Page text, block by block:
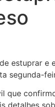
estuprar e
segunda-
que